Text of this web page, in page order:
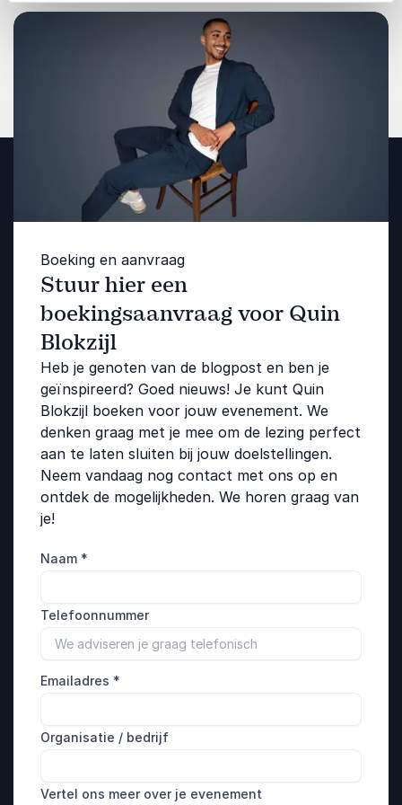
Boeking en aanvraag
Stuur hier een
boekingsaanvraag voor Quin
Blokzijl
Heb je genoten van de blogpost en ben je
geïnspireerd? Goed nieuws! Je kunt Quin
Blokzijl boeken voor jouw evenement. We
denken graag met je mee om de lezing perfect
aan te laten sluiten bij jouw doelstellingen.
Neem vandaag nog contact met ons op en
ontdek de mogelijkheden. We horen graag van
je!
Naam *
Telefoonnummer
Emailadres *
Organisatie / bedrijf
Vertel ons meer over je evenement